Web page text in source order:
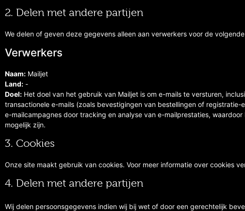
2. Delen met andere partijen
We delen of geven deze gegevens alleen aan verwerkers voor de
Verwerkers
Naam: Mailjet
Land: -
Doel: Het doel van het gebruik van Mailjet is om e-mails te versturen,
transactionele e-mails (zoals bevestigingen van bestellingen of
e-mailcampagnes door tracking en analyse van e-mailprestaties,
mogelijk zijn.
3. Cookies
Onze site maakt gebruik van cookies. Voor meer informatie over cookies
4. Delen met andere partijen
Wij delen persoonsgegevens indien wij bij wet of door een gerechtelijk